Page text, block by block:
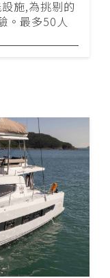
施,為挑剔的
。最多50人